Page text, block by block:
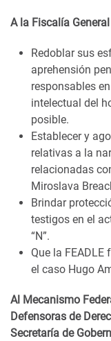
A la Fiscalía
Redoblar sus
aprehensión
responsables
intelectual del
posible.
Establecer y
relativas a la
relacionadas
Miroslava
Brindar
testigos en el
“N”.
Que la
el caso Hugo
Al Mecanismo
Defensoras de
Secretaría de